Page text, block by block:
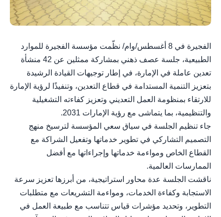
الفجيرة في 8 أغسطس/وام/ نظّمت مؤسسة الفجيرة للموارد
الطبيعية، جلسة عصف ذهني بمشاركة ممثلين عن 42 منشأة
تعدين عاملة في الإمارة، في إطار توجيهات القيادة الرشيدة
بتعزيز التنمية المستدامة في قطاع التعدين، وتنفيذًا لرؤية الإمارة
للارتقاء بمنظومة العمل التعديني وتعزيز كفاءته التشغيلية
والتنظيمية، بما يتماشى مع رؤية الإمارات 2031.
جاء تنظيم الجلسة في سياق سعي المؤسسة لترسيخ منهج
التصميم التشاركي في تطوير خدماتها وتفعيل الشراكة مع
القطاع الخاص ومواءمة خدماتها وإجراءاتها مع أفضل
الممارسات العالمية.
ناقشت الجلسة عدة محاور استراتيجية، من أبرزها تعزيز سرعة
الاستجابة وكفاءة الخدمات، ومواءمة التشريعات مع متطلبات
التطوير، وتحديد مؤشرات قياس تتناسب مع طبيعة العمل في